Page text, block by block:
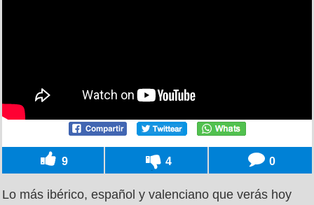
9 4 0
Lo más ibérico, español y valenciano que verás hoy